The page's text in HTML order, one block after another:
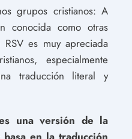
grupos cristianos: A
conocida como otras
es muy apreciada
especialmente
traducción literal y
una versión de la